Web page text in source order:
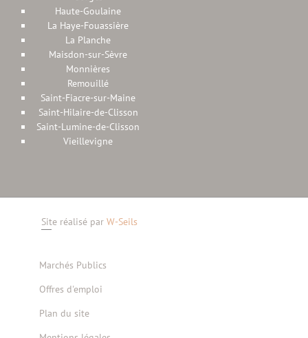
Haute-Goulaine
La Haye-Fouassière
La Planche
Maisdon-sur-Sèvre
Monnières
Remouillé
Saint-Fiacre-sur-Maine
Saint-Hilaire-de-Clisson
Saint-Lumine-de-Clisson
Vieillevigne
Site réalisé par W-Seils
Marchés Publics
Offres d'emploi
Plan du site